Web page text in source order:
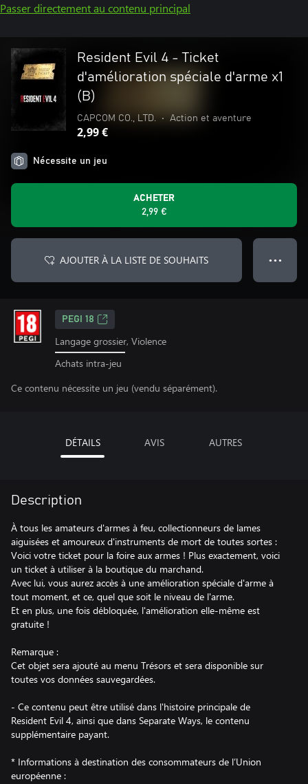
Passer directement au contenu principal
Resident Evil 4 - Ticket
d'amélioration spéciale d'arme x1
(B)
CAPCOM CO., LTD. • Action et aventure
2,99 €
Nécessite un jeu
ACHETER
2,99 €
AJOUTER À LA LISTE DE SOUHAITS ● ● ●
PEGI 18
Langage grossier, Violence
Achats intra-jeu
Ce contenu nécessite un jeu (vendu séparément).
DÉTAILS AVIS AUTRES
Description
À tous les amateurs d'armes à feu, collectionneurs de lames
aiguisées et amoureux d'instruments de mort de toutes sortes :
Voici votre ticket pour la foire aux armes ! Plus exactement, voici
un ticket à utiliser à la boutique du marchand.
Avec lui, vous aurez accès à une amélioration spéciale d'arme à
tout moment, et ce, quel que soit le niveau de l'arme.
Et en plus, une fois débloquée, l'amélioration elle-même est
gratuite !
Remarque :
Cet objet sera ajouté au menu Trésors et sera disponible sur
toutes vos données sauvegardées.
- Ce contenu peut être utilisé dans l'histoire principale de
Resident Evil 4, ainsi que dans Separate Ways, le contenu
supplémentaire payant.
* Informations à destination des consommateurs de l’Union
européenne :